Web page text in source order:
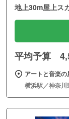
地上30m屋上ス
平均予算
アートと音楽
横浜駅／神奈川